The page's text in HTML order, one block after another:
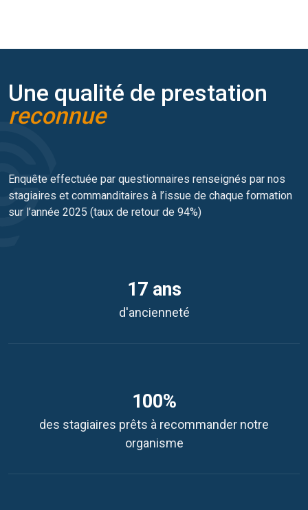
Une qualité de prestation
reconnue
Enquête effectuée par questionnaires renseignés par nos
stagiaires et commanditaires à l’issue de chaque formation
sur l’année 2025 (taux de retour de 94%)
17 ans
d'ancienneté
100%
des stagiaires prêts à recommander notre
organisme